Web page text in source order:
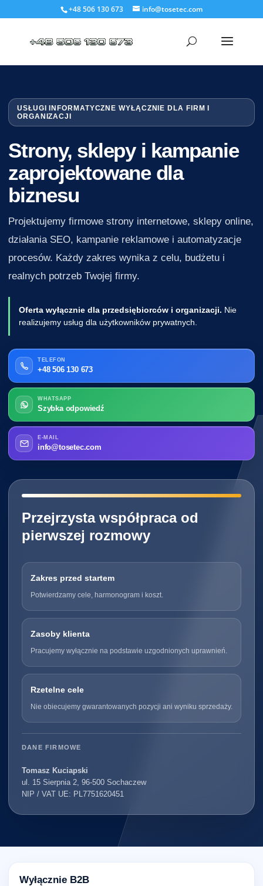
+48 506 130 673 info@tosetec.com
USŁUGI INFORMATYCZNE WYŁĄCZNIE DLA FIRM I
ORGANIZACJI
Strony, sklepy i kampanie
zaprojektowane dla
biznesu
Projektujemy firmowe strony internetowe, sklepy online,
działania SEO, kampanie reklamowe i automatyzacje
procesów. Każdy zakres wynika z celu, budżetu i
realnych potrzeb Twojej firmy.
Oferta wyłącznie dla przedsiębiorców i organizacji. Nie
realizujemy usług dla użytkowników prywatnych.
TELEFON
+48 506 130 673
WHATSAPP
Szybka odpowiedź
E-MAIL
info@tosetec.com
━━━━━━━━━━━━━━━━━━━━━━━━━━━━
Przejrzysta współpraca od
pierwszej rozmowy
Zakres przed startem
Potwierdzamy cele, harmonogram i koszt.
Zasoby klienta
Pracujemy wyłącznie na podstawie uzgodnionych uprawnień.
Rzetelne cele
Nie obiecujemy gwarantowanych pozycji ani wyniku sprzedaży.
DANE FIRMOWE
Tomasz Kuciapski
ul. 15 Sierpnia 2, 96-500 Sochaczew
NIP / VAT UE: PL7751620451
Wyłącznie B2B